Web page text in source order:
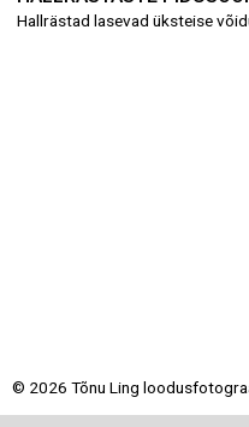
Hallrästad lasevad üksteise
© 2026 Tõnu Ling